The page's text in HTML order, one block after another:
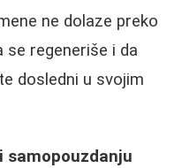
ne dolaze preko
se regeneriše i da
dosledni u svojim
samopouzdanju